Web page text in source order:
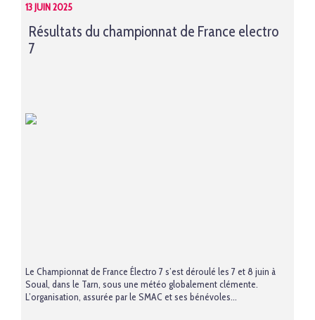
13 JUIN 2025
Résultats du championnat de France electro
7
Le Championnat de France Électro 7 s’est déroulé les 7 et 8 juin à
Soual, dans le Tarn, sous une météo globalement clémente.
L’organisation, assurée par le SMAC et ses bénévoles...